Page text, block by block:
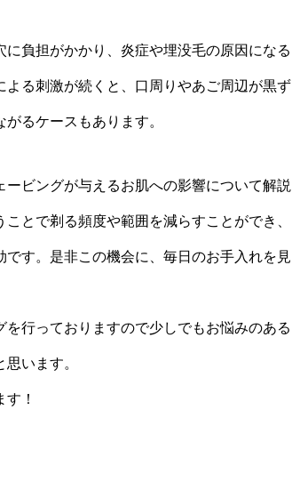
に負担がかかり、炎症や埋没毛の原因になる
よる刺激が続くと、口周りやあご周辺が黒ず
るケースもあります。
ビングが与えるお肌への影響について解説
とで剃る頻度や範囲を減らすことができ、
です。是非この機会に、毎日のお手入れを見
行っておりますので少しでもお悩みのある
います。
！